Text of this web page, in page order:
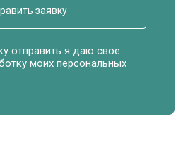
заявку
отправить я даю свое
моихперсональных